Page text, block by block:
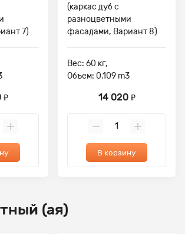
7)
₽
(каркас дуб с
разноцветными
фасадами, Вариант 8)
Вес: 60 кг,
Объем: 0.109 m3
14 020 ₽
В корзину
(ая)